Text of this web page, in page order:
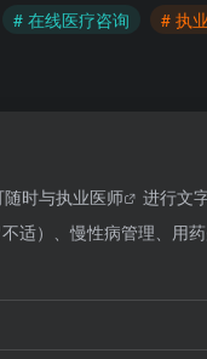
# 在线医疗咨询 # 执
随时与执业医师
进行文
适）、慢性病管理、 用